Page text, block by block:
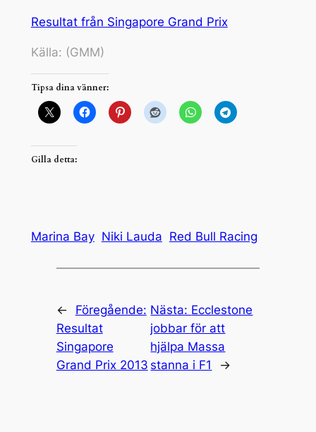
Resultat från Singapore Grand Prix
Källa: (GMM)
Tipsa dina vänner:
Gilla detta:
Marina Bay Niki Lauda Red Bull Racing
←
Föregående:
Resultat
Singapore
Grand Prix 2013
Nästa: Ecclestone
jobbar för att
hjälpa Massa
stanna i F1
→